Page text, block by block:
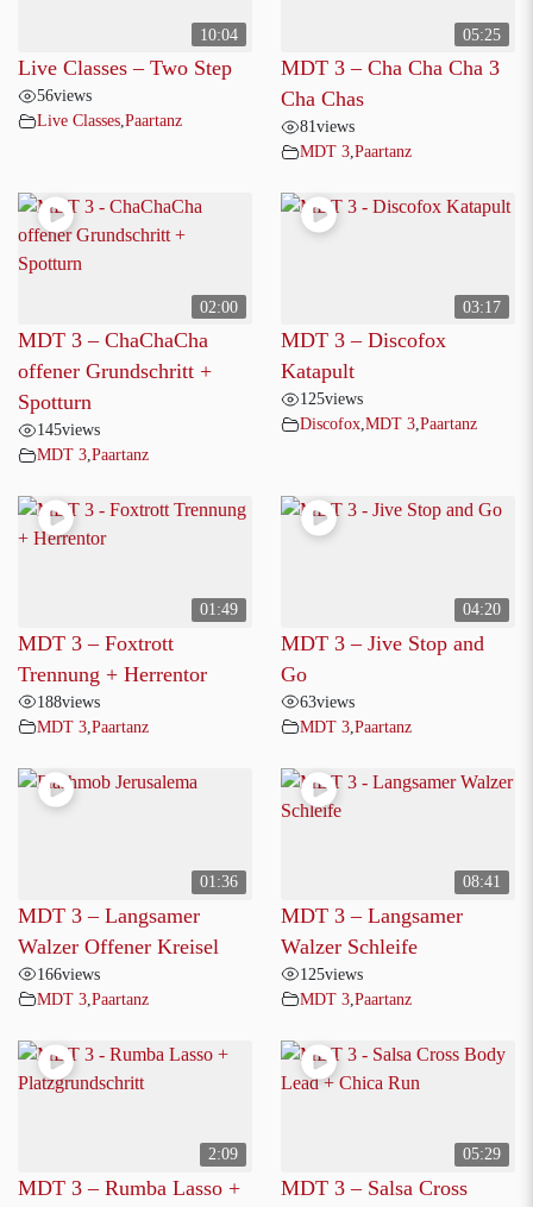
10:04
Live Classes – Two Step
56views
Live Classes,Paartanz
05:25
MDT 3 – Cha Cha Cha 3
Cha Chas
81views
MDT 3,Paartanz
02:00
MDT 3 – ChaChaCha
offener Grundschritt +
Spotturn
145views
MDT 3 Paartanz
03:17
MDT 3 – Discofox
Katapult
125views
Discofox MDT 3 Paartanz
01:49
MDT 3 – Foxtrott
Trennung + Herrentor
188views
MDT 3 Paartanz
04:20
MDT 3 – Jive Stop and
Go
63views
MDT 3 Paartanz
01:36
MDT 3 – Langsamer
Walzer Offener Kreisel
166views
MDT 3 Paartanz
08:41
MDT 3 – Langsamer
Walzer Schleife
125views
MDT 3 Paartanz
2:09
MDT 3 – Rumba Lasso +
05:29
MDT 3 – Salsa Cross